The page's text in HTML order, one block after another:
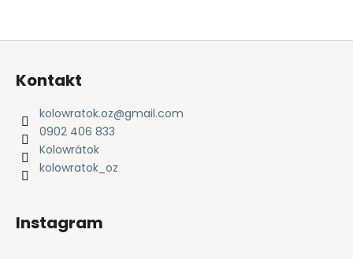
Z
Kontakt
kolowratok.oz@gmail.com
0902 406 833
Kolowrátok
kolowratok_oz
Instagram